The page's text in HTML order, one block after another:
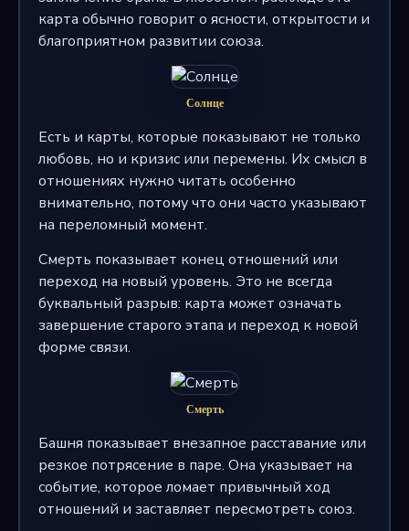
карта обычно говорит о ясности, открытости и
благоприятном развитии союза.
Солнце
Есть и карты, которые показывают не только
любовь, но и кризис или перемены. Их смысл в
отношениях нужно читать особенно
внимательно, потому что они часто указывают
на переломный момент.
Смерть показывает конец отношений или
переход на новый уровень. Это не всегда
буквальный разрыв: карта может означать
завершение старого этапа и переход к новой
форме связи.
Смерть
Башня показывает внезапное расставание или
резкое потрясение в паре. Она указывает на
событие, которое ломает привычный ход
отношений и заставляет пересмотреть союз.